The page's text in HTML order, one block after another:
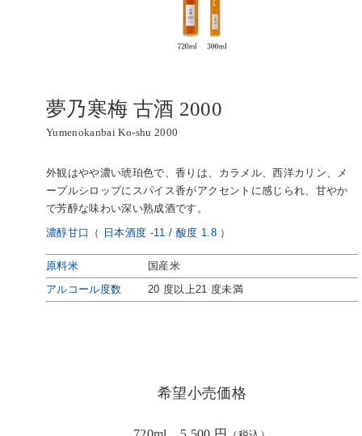
夢乃寒梅 古酒 2000
Yumenokanbai Ko-shu 2000
外観はやや濃い琥珀色で、香りは、カラメル、西洋カリン、メ
ープルシロップにスパイス香がアクセントに感じられ、甘やか
で芳醇な味わい深い熟成酒です。
濃醇甘口（ 日本酒度 -11 / 酸度 1.8 ）
原料米 国産米
アルコール度数 20 度以上21 度未満
希望小売価格